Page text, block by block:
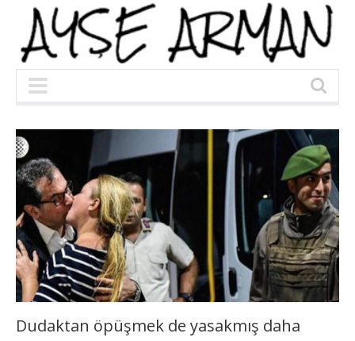
Dudaktan öpüşmek de yasakmış daha